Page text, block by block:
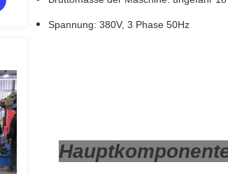
Spannung: 380V, 3 Phase 50Hz